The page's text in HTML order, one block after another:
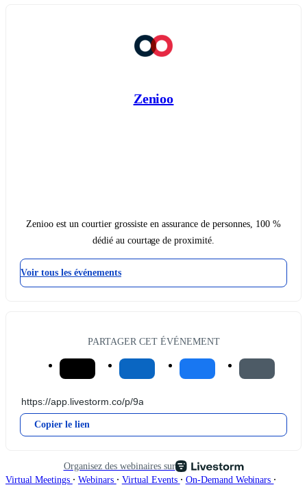
Zenioo
Zenioo est un courtier grossiste en assurance de personnes, 100 %
dédié au courtage de proximité.
Voir tous les événements
PARTAGER CET ÉVÉNEMENT
Copier le lien
Organisez des webinaires sur
Virtual Meetings ∙ Webinars ∙ Virtual Events ∙ On-Demand Webinars ∙